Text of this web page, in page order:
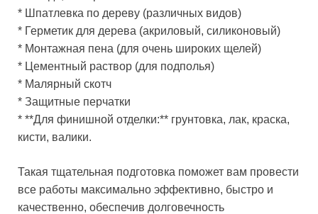
* Шпатлевка по дереву (различных видов)
* Герметик для дерева (акриловый, силиконовый)
* Монтажная пена (для очень широких щелей)
* Цементный раствор (для подполья)
* Малярный скотч
* Защитные перчатки
* **Для финишной отделки:** грунтовка, лак, краска,
кисти, валики.
Такая тщательная подготовка поможет вам провести
все работы максимально эффективно, быстро и
качественно, обеспечив долговечность